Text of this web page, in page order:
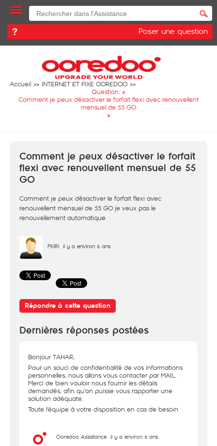
Poser une question
Accueil
INTERNET ET FIXE OOREDOO
Question: «
Comment je peux désactiver le forfait flexi avec renouvellent
mensuel de 55 GO
»
Comment je peux désactiver le forfait
flexi avec renouvellent mensuel de 55
GO
Comment je peux désactiver le forfait flexi avec
renouvellent mensuel de 55 GO je veux pas le
renouvellement automatique
FKIRI il y a environ 6 ans
Répondre à cette question
Dernières réponses postées
Bonjour TAHAR,
Pour un souci de confidentialité de vos informations
personnelles, nous allons vous contacter par MAIL.
Merci de bien vouloir nous fournir les détails
demandés, afin qu’on puisse vous rapporter une
solution adéquate.
Toute l'équipe à votre disposition en cas de besoin
Ooredoo Assistance il y a environ 6 ans